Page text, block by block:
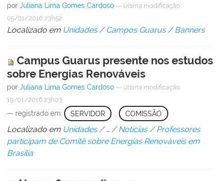
por Juliana Lima Gomes Cardoso — última modificação
05/01/2016 23h52
Localizado em Unidades / Campos Guarus /Banners
Campus Guarus presente nos estudos
sobre Energias Renováveis
por Juliana Lima Gomes Cardoso — última modificação
19/01/2016 23h03
— registrado em: SERVIDOR COMISSÃO
Localizado em Unidades /… /Notícias /Professores
participam de Comitê sobre Energias Renováveis em
Brasília